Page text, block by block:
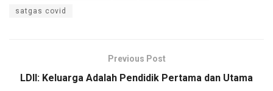
satgas covid
Previous Post
LDII: Keluarga Adalah Pendidik Pertama dan Utama